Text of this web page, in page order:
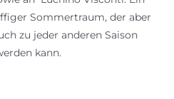
Sommertraum, der aber
zu jeder anderen Saison
kann.